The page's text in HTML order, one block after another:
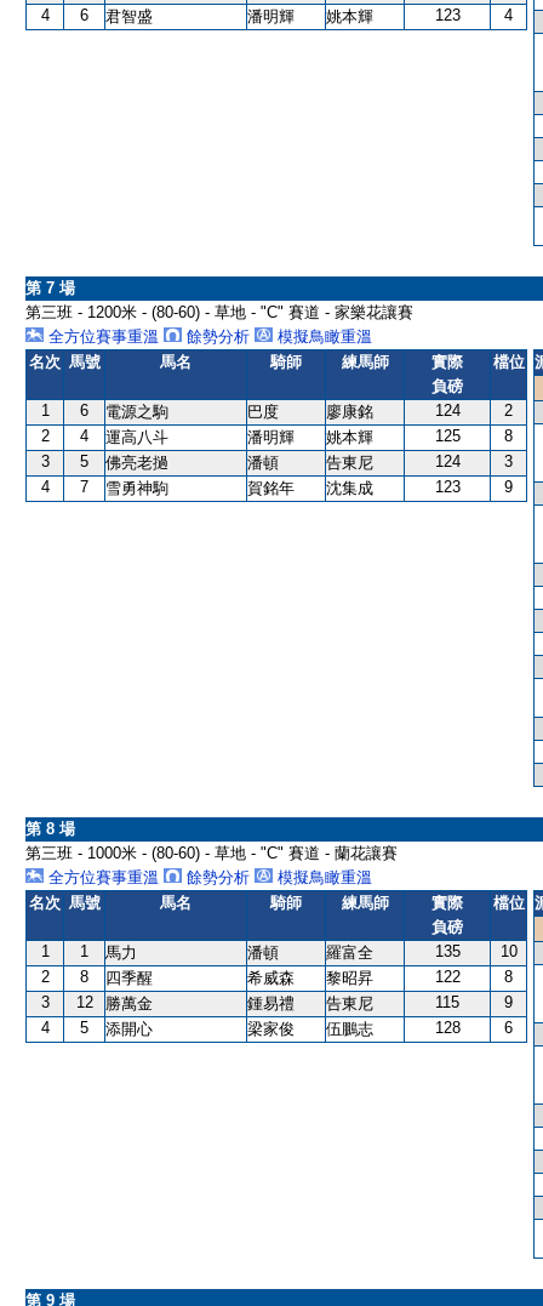
4
6 君智盛 潘明輝 姚本輝 123 4
第 7 場
第三班 - 1200米 - (80-60) - 草地 - "C" 賽道 - 家樂花讓賽
全方位賽事重溫
餘勢分析
模擬鳥瞰重溫
名次 馬號 馬名 騎師 練馬師
實際
負磅
檔位
1 6 電源之駒 巴度 廖康銘 124
2
2
4 運高八斗 潘明輝 姚本輝 125
8
3
5 佛亮老撾 潘頓 告東尼 124
3
4
7 雪勇神駒 賀銘年 沈集成 123 9
第 8 場
第三班 - 1000米 - (80-60) - 草地 - "C" 賽道 - 蘭花讓賽
全方位賽事重溫
餘勢分析
模擬鳥瞰重溫
名次 馬號 馬名 騎師 練馬師
實際
負磅
檔位
1 1 馬力 潘頓 羅富全 135
10
2
8 四季醒 希威森 黎昭昇 122
8
3
12 勝萬金 鍾易禮 告東尼 115
9
4
5 添開心 梁家俊 伍鵬志 128 6
第 9 場